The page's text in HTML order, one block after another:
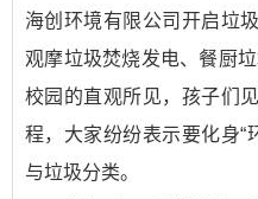
海创环境有限公司开启垃
观摩垃圾焚烧发电、餐厨
校园的直观所见，孩子们
程，大家纷纷表示要化身“
与垃圾分类。